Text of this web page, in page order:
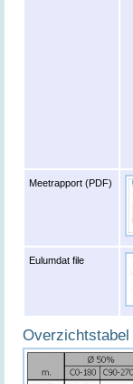
Meetrapport (PDF)
Eulumdat file
Overzichtstabel